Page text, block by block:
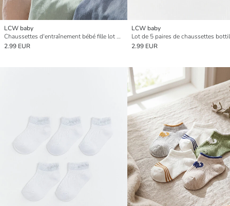
LCW baby
Chaussettes d'entraînement bébé fille lot de 5
2.99 EUR
LCW baby
2.99 EUR